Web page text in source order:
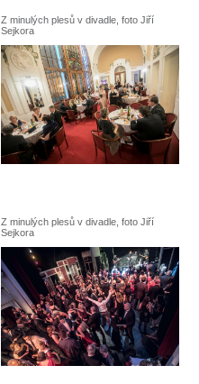
Z minulých plesů v divadle, foto Jiří
Sejkora
Z minulých plesů v divadle, foto Jiří
Sejkora